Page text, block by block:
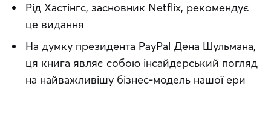
Рід Хастінгс, засновник Netflix, рекомендує
це видання
На думку президента PayPal Дена Шульмана,
ця книга являє собою інсайдерський погляд
на найважливішу бізнес-модель нашої ери